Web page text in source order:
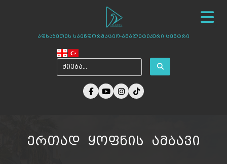
აფხაზეთის საინფორმაციო-ანალიტიკური ცენტრი
სიახლეები
ჩვენ შესახებ
ცენტრის პროექტები
ერთად ყოფნის ამბავი